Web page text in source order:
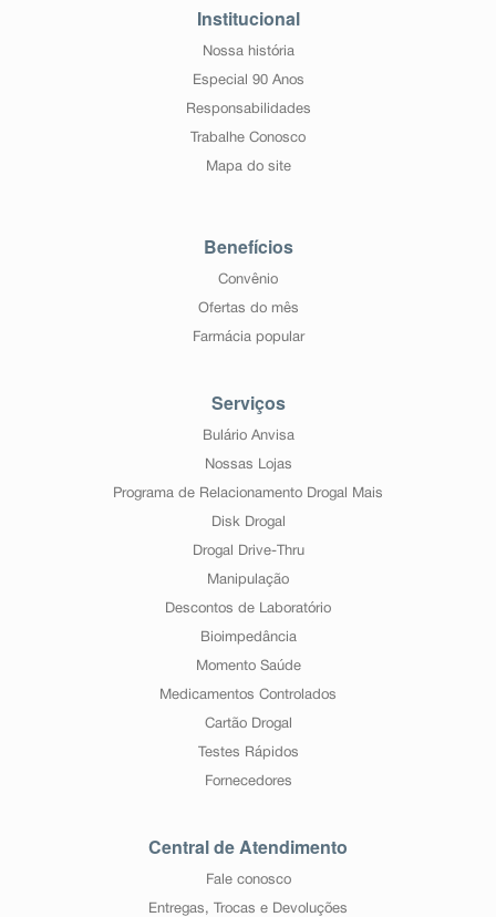
Institucional
Nossa história
Especial 90 Anos
Responsabilidades
Trabalhe Conosco
Mapa do site
Benefícios
Convênio
Ofertas do mês
Farmácia popular
Serviços
Bulário Anvisa
Nossas Lojas
Programa de Relacionamento Drogal Mais
Disk Drogal
Drogal Drive-Thru
Manipulação
Descontos de Laboratório
Bioimpedância
Momento Saúde
Medicamentos Controlados
Cartão Drogal
Testes Rápidos
Fornecedores
Central de Atendimento
Fale conosco
Entregas, Trocas e Devoluções